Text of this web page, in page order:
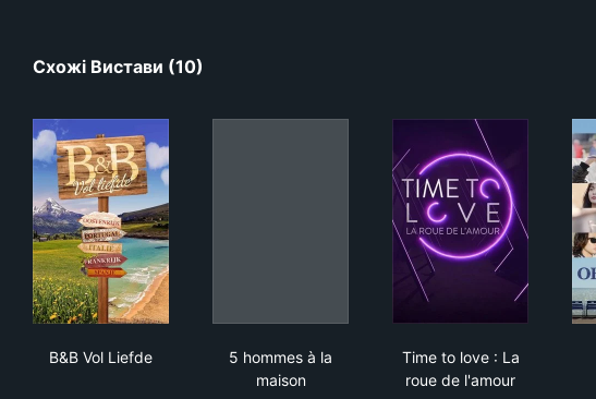
Схожі Вистави (10)
B&B Vol Liefde
5 hommes à la
maison
Time to love : La
roue de l'amour